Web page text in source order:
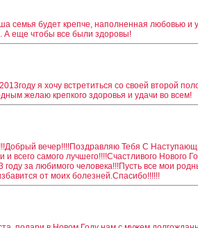
семья будет крепче, наполненная любовью и
А еще чтобы все были здоровы!
я хочу встретиться со своей второй
желаю крепкого здоровья и удачи во всем!
вечер!!!!Поздравляю Тебя С
и всего самого лучшего!!!!Счастливого Нового
за любимого человека!!!Пусть все мои
от моих болезней.Спасибо!!!!!!